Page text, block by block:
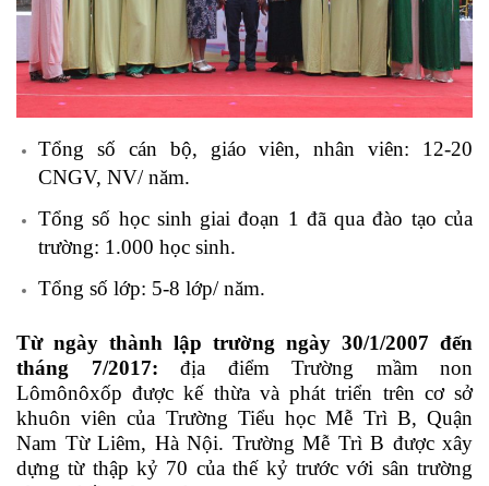
Tổng số cán bộ, giáo viên, nhân viên: 12-20
CNGV, NV/ năm.
Tổng số học sinh giai đoạn 1 đã qua đào tạo của
trường: 1.000 học sinh.
Tổng số lớp: 5-8 lớp/ năm.
Từ ngày thành lập trường ngày 30/1/2007 đến
tháng 7/2017: địa điểm Trường mầm non
Lômônôxốp được kế thừa và phát triển trên cơ sở
khuôn viên của Trường Tiểu học Mễ Trì B, Quận
Nam Từ Liêm, Hà Nội. Trường Mễ Trì B được xây
dựng từ thập kỷ 70 của thế kỷ trước với sân trường